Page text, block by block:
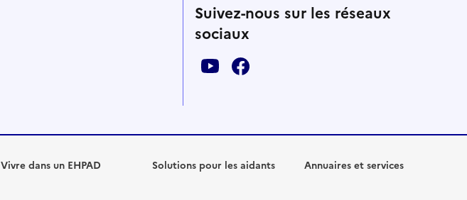
Suivez-nous sur les réseaux
sociaux
Vivre dans un EHPAD Solutions pour les aidants Annuaires et services